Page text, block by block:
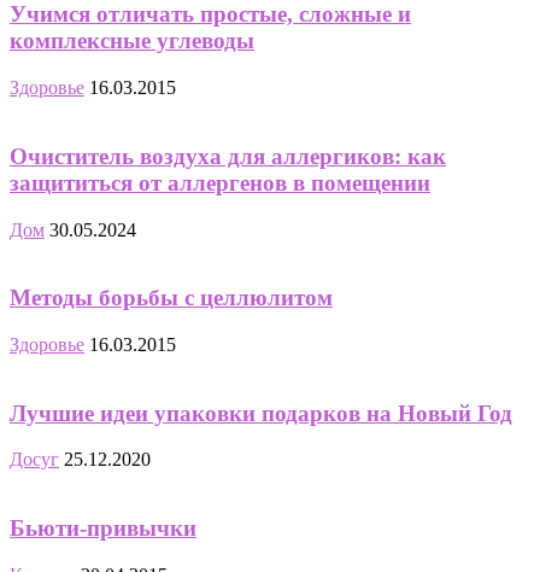
Учимся отличать простые, сложные и
комплексные углеводы
Здоровье 16.03.2015
Очиститель воздуха для аллергиков: как
защититься от аллергенов в помещении
Дом 30.05.2024
Методы борьбы с целлюлитом
Здоровье 16.03.2015
Лучшие идеи упаковки подарков на Новый Год
Досуг 25.12.2020
Бьюти-привычки